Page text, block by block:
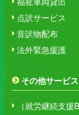
点訳サービス
音訳物配布
法外緊急援護
その他サービ
（就労継続支